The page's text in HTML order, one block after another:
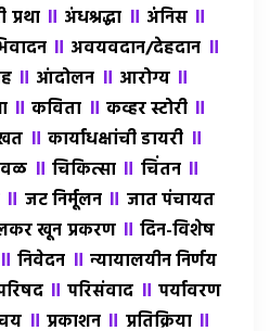
प्रथा ॥ अंधश्रद्धा ॥ अंंनिस ॥
॥ अवयवदान/देहदान ॥
॥ आंदोलन ॥ आरोग्य ॥
॥कविता ॥ कव्हर स्टोरी ॥
॥ कार्याधक्षांची डायरी ॥
॥ चिकित्सा ॥ चिंतन ॥
॥ जट निर्मूलन ॥ जात पंचायत
खून प्रकरण ॥दिन-विशेष
॥निवेदन ॥ न्यायालयीन निर्णय
॥परिसंवाद ॥ पर्यावरण
॥ प्रकाशन ॥ प्रतिक्रिया ॥